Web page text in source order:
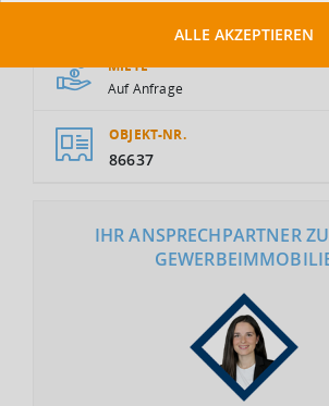
MIETE
Auf Anfrage
OBJEKT-NR.
86637
IHR ANSPRECHPARTNER
ALLE AKZEPTIEREN